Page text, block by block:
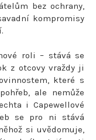
bez ochrany,
kompromisy
roli – stává se
z otcovy vraždy ji
které s
ale nemůže
i Capewellové
se pro ni stává
si uvědomuje,